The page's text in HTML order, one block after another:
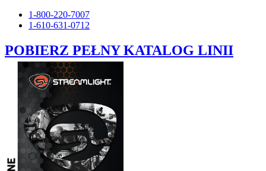
1-800-220-7007
1-610-631-0712
POBIERZ PEŁNY KATALOG LINII